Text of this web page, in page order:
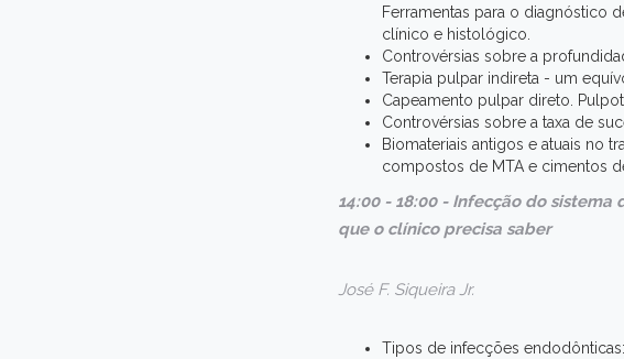
Ferramentas para o diagnóstico
clínico e histológico.
Controvérsias sobre a
Terapia pulpar indireta - um
Capeamento pulpar direto.
Controvérsias sobre a taxa de
Biomateriais antigos e atuais no
compostos de MTA e cimentos
14:00 - 18:00 - Infecção do
que o clínico precisa saber
José F. Siqueira Jr.
Tipos de infecções